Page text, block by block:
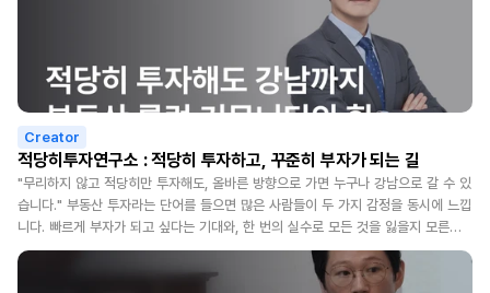
커리어와 가정을 모두 손에 쥔 이야기, 미국에서 사업도 가정도 흔들리던 분이 두 발
로 단단히 선 이야기. 코치 제이님은 모든 멤버의 5년 여정을 기억하고 있고, 그 모
든 이야기는 지금도 현재 진행형입니다. 김앤장 법률사무소를 비롯한 6대 로펌, 샤
넬코리아, 한국예탁결제원 같은 국내 최상위 기업·전문직을 대상으로 교육해 온 엘리
트교육 전문가. 상위 0.1%만 받던 수준의 코칭을 누구나 받을 수 있게 만들겠다는
출발점에서 시작된 Unbounded81. 오늘은 코칭의 대중화를 5년째 그려가고 있는
코치 제이님의 이야기를 전해드립니다. 이런 분이라면 코치 제이님의 인터뷰를 꼭
읽어보세요! ✅ 도서, 강의, 1:1·그룹 코칭, 멤버십까지 지식 비즈니스를 운영하고 싶
은 1인 사업자 ✅ 단발 강의가 아닌 멤버십 기반의 지속 가능한 모델을 만들고 싶은
코치·컨설턴트 ✅ 자체 프레임과 방법론을 자산으로 정리하고 싶은 강사·크리에이터
✅ 마케팅에 힘을 쏟기 전에 먼저 콘텐츠의 깊이부터 단단하게 다지고 싶은 분 ✅ 앞
으로 올 코칭 시대의 중심에 서고 싶은 예비 크리에이터 Q. ‘Unbounded81’ 브랜
드명의 의미가 궁금합니다. 브랜드명을 이렇게 정의하시게 된 계기와, 뒤에 '81'을
Creator
적당히투자연구소 : 적당히 투자하고, 꾸준히 부자가 되는 길
"무리하지 않고 적당히만 투자해도, 올바른 방향으로 가면 누구나 강남으로 갈 수 있
습니다." 부동산 투자라는 단어를 들으면 많은 사람들이 두 가지 감정을 동시에 느낍
니다. 빠르게 부자가 되고 싶다는 기대와, 한 번의 실수로 모든 것을 잃을지 모른다
는 두려움. 첫 내 집 마련을 앞둔 사람도, 자산을 늘려가고 싶은 투자자도, 결국 같은
질문 앞에 섭니다. 어디서부터 어떻게 시작해야 할지 막막한 거예요. 매매 1,200채